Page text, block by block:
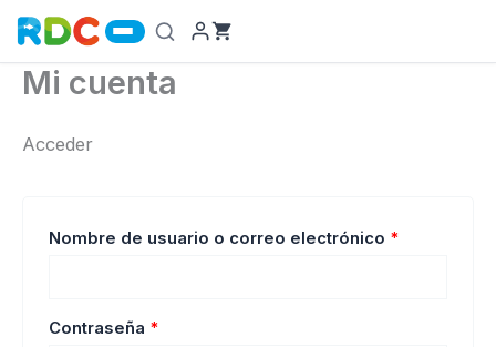
contenido
Mi cuenta
Acceder
Nombre de usuario o correo electrónico *
Contraseña *